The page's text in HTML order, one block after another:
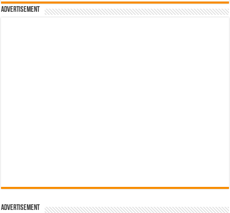
Advertisement
Advertisement